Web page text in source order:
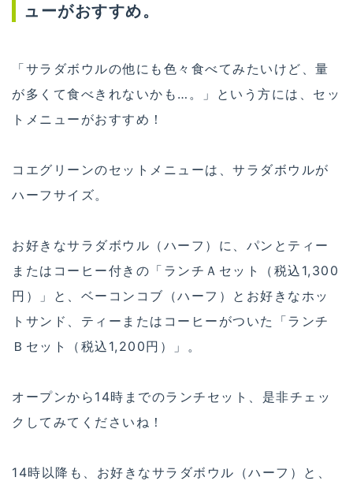
ューがおすすめ。
「サラダボウルの他にも色々食べてみたいけど、量
が多くて食べきれないかも…。」という方には、セッ
トメニューがおすすめ！
コエグリーンのセットメニューは、サラダボウルが
ハーフサイズ。
お好きなサラダボウル（ハーフ）に、パンとティー
またはコーヒー付きの「ランチＡセット（税込1,300
円）」と、ベーコンコブ（ハーフ）とお好きなホッ
トサンド、ティーまたはコーヒーがついた「ランチ
Ｂセット（税込1,200円）」。
オープンから14時までのランチセット、是非チェッ
クしてみてくださいね！
14時以降も、お好きなサラダボウル（ハーフ）と、